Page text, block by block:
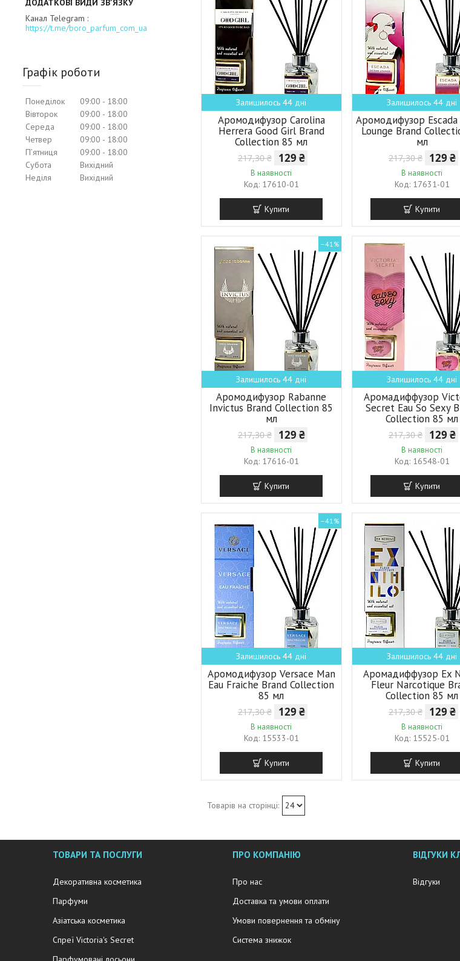
Залишилось 44 дні
Аромодифузор Carolina
Herrera Good Girl Brand
Collection 85 мл
217,30 ₴ 129 ₴
В наявності
17610-01
Купити
Залишилось 44 дні
Аромодифузор Escada
Lounge Brand
мл
217,30 ₴ 129 ₴
В наявності
17631-01
Купити
–41%
Залишилось 44 дні
Аромодифузор Rabanne
Invictus Brand Collection 85
мл
217,30 ₴ 129 ₴
В наявності
17616-01
Купити
Залишилось 44 дні
Аромадиффузор
Secret Eau So Sexy
Collection 85 мл
217,30 ₴ 129 ₴
В наявності
16548-01
Купити
–41%
Залишилось 44 дні
Аромодифузор Versace Man
Eau Fraiche Brand Collection
85 мл
217,30 ₴ 129 ₴
В наявності
15533-01
Купити
Залишилось 44 дні
Аромадиффузор Ex
Fleur Narcotique
Collection 85 мл
217,30 ₴ 129 ₴
В наявності
15525-01
Купити
Канал Telegram
https://t.me/boro_parfum_com_ua
Графік роботи
Понеділок 09:00
18:00
Вівторок
09:00
18:00
Середа
09:00
18:00
Четвер
09:00
18:00
Пʼятниця
09:00
18:00
Субота
Вихідний
Неділя
Вихідний
ТОВАРИ ТА ПОСЛУГИ
Декоративна косметика
Парфуми
Азіатська косметика
Спреї Victoria's Secret
ПРО КОМПАНІЮ
Про нас
Доставка та умови оплати
Умови повернення та обміну
Система знижок
ВІДГУКИ
Відгуки